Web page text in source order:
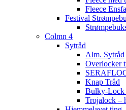
Fleece
Festival
Colmn 4
Sytråd
Alm. Sytråd
Overlocker
Knap Tråd
Bulky-Lock
Trojalock –